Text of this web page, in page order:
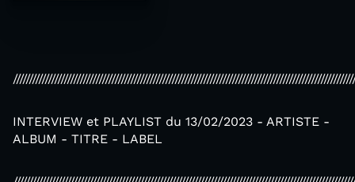
INTERVIEW et PLAYLIST du 13/02/2023 - ARTISTE -
ALBUM - TITRE - LABEL